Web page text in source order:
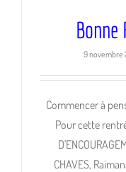
Bonne
9 novembre
Commencer à
Pour cette
CHAVES,